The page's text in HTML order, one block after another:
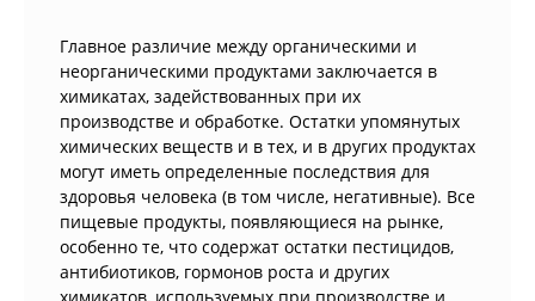
Главное различие между органическими и
неорганическими продуктами заключается в
химикатах, задействованных при их
производстве и обработке. Остатки упомянутых
химических веществ и в тех, и в других продуктах
могут иметь определенные последствия для
здоровья человека (в том числе, негативные). Все
пищевые продукты, появляющиеся на рынке,
особенно те, что содержат остатки пестицидов,
антибиотиков, гормонов роста и других